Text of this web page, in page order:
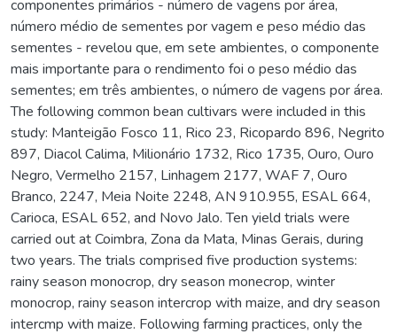
componentes primários - número de vagens por área,
número médio de sementes por vagem e peso médio das
sementes - revelou que, em sete ambientes, o componente
mais importante para o rendimento foi o peso médio das
sementes; em três ambientes, o número de vagens por área.
The following common bean cultivars were included in this
study: Manteigão Fosco 11, Rico 23, Ricopardo 896, Negrito
897, Diacol Calima, Milionário 1732, Rico 1735, Ouro, Ouro
Negro, Vermelho 2157, Linhagem 2177, WAF 7, Ouro
Branco, 2247, Meia Noite 2248, AN 910.955, ESAL 664,
Carioca, ESAL 652, and Novo Jalo. Ten yield trials were
carried out at Coimbra, Zona da Mata, Minas Gerais, during
two years. The trials comprised five production systems:
rainy season monocrop, dry season monecrop, winter
monocrop, rainy season intercrop with maize, and dry season
intercmp with maize. Following farming practices, only the